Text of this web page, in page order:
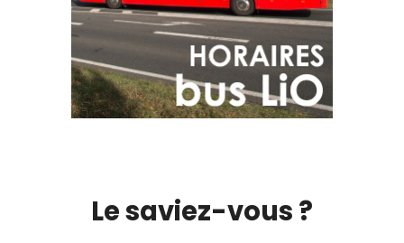
Le saviez-vous ?